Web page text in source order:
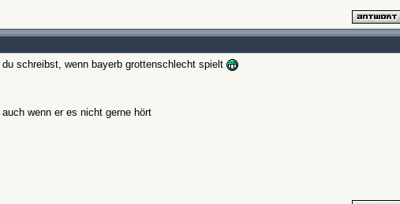
schreibst, wenn bayerb grottenschlecht spielt
wenn er es nicht gerne hört